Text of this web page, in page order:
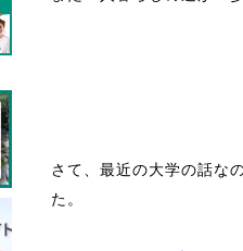
さて、最近の大学の話な
た。